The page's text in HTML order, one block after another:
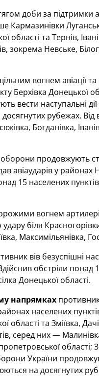
доби за підтримки
Кармазинівки
області та Тернів,
зокрема Невське,
вогнем авіації
Берхівка Донецької
вести наступальні
рубежах.
Богданівка,
продовжують
авіаударів у
15 населених
вогнем
удару біля
Максимільянівка,
вів безуспішні
обстріли
Донецької області.
напрямках
населених
області та Зміївка,
серед них —
України
на досягнутих